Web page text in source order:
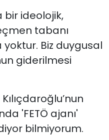
bir ideolojik,
tabanı
yoktur. Biz duygusal
giderilmesi
'FETÖ ajanı'
bilmiyorum.